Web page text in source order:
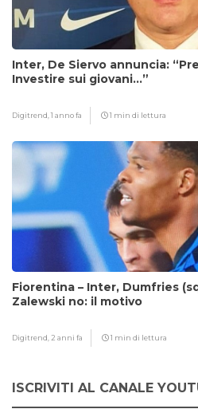
Inter, De Siervo annuncia:
Investire sui giovani…”
Digitrend,1 anno fa 1 min di lettura
Fiorentina – Inter, Dumfries
Zalewski no: il motivo
Digitrend, 2 anni fa 1 min di lettura
ISCRIVITI AL CANALE